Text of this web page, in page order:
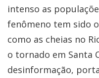
intenso as
fenômeno tem sido
como as cheias no
o tornado em Santa
desinformação,